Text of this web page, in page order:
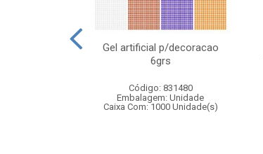
Gel artificial p/decoracao
6grs
Código: 831480
Embalagem: Unidade
Caixa Com: 1000 Unidade(s)